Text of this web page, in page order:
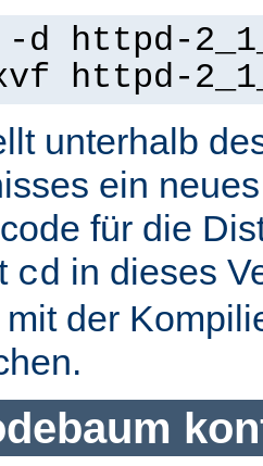
d httpd-
httpd-
unterhalb
ein
für die
cd in dieses
der